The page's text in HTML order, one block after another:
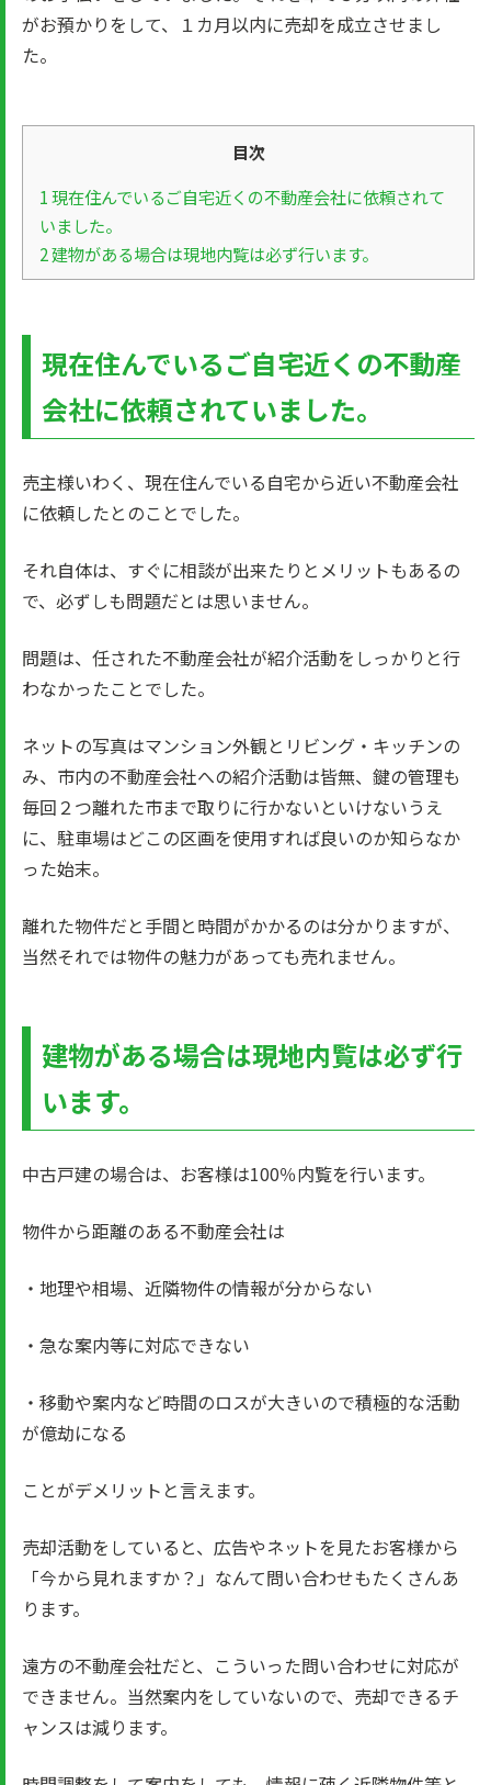
がお預かりをして、１カ月以内に売却を成立させまし
た。
目次
1現在住んでいるご自宅近くの不動産会社に依頼されて
いました。
2建物がある場合は現地内覧は必ず行います。
現在住んでいるご自宅近くの不動産
会社に依頼されていました。
売主様いわく、現在住んでいる自宅から近い不動産会社
に依頼したとのことでした。
それ自体は、すぐに相談が出来たりとメリットもあるの
で、必ずしも問題だとは思いません。
問題は、任された不動産会社が紹介活動をしっかりと行
わなかったことでした。
ネットの写真はマンション外観とリビング・キッチンの
み、市内の不動産会社への紹介活動は皆無、鍵の管理も
毎回２つ離れた市まで取りに行かないといけないうえ
に、駐車場はどこの区画を使用すれば良いのか知らなか
った始末。
離れた物件だと手間と時間がかかるのは分かりますが、
当然それでは物件の魅力があっても売れません。
建物がある場合は現地内覧は必ず行
います。
中古戸建の場合は、お客様は100％内覧を行います。
物件から距離のある不動産会社は
・地理や相場、近隣物件の情報が分からない
・急な案内等に対応できない
・移動や案内など時間のロスが大きいので積極的な活動
が億劫になる
ことがデメリットと言えます。
売却活動をしていると、広告やネットを見たお客様から
「今から見れますか？」なんて問い合わせもたくさんあ
ります。
遠方の不動産会社だと、こういった問い合わせに対応が
できません。当然案内をしていないので、売却できるチ
ャンスは減ります。